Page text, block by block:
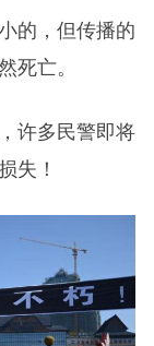
的，但传播的
死亡。
许多民警即将
失！